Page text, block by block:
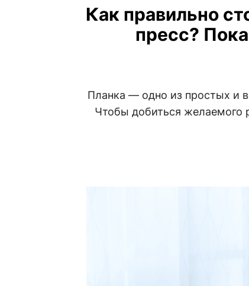
Как правильно
пресс?
Планка — одно из простых и
Чтобы добиться желаемого